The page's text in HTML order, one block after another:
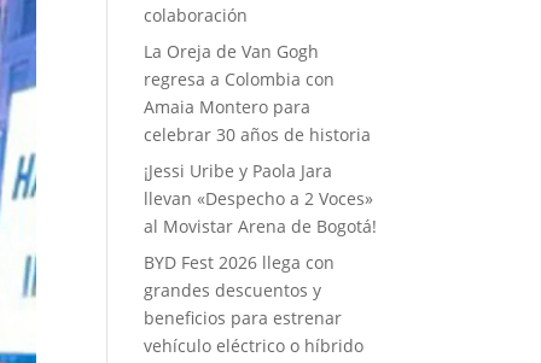
colaboración
La Oreja de Van Gogh
regresa a Colombia con
Amaia Montero para
celebrar 30 años de historia
¡Jessi Uribe y Paola Jara
llevan «Despecho a 2 Voces»
al Movistar Arena de Bogotá!
BYD Fest 2026 llega con
grandes descuentos y
beneficios para estrenar
vehículo eléctrico o híbrido